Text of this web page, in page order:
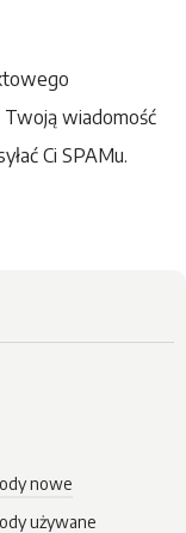
wiadomość
Ci SPAMu.
nowe
używane